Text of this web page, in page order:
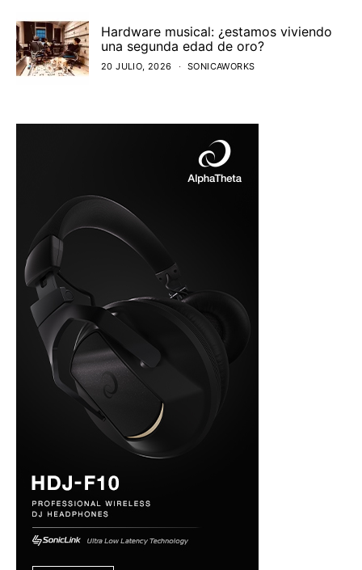
Hardware musical: ¿estamos viviendo
una segunda edad de oro?
20 JULIO, 2026 SONICAWORKS